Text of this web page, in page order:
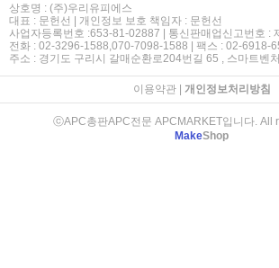
상호명 : (주)우리유피에스
대표 : 문헌선 | 개인정보 보호 책임자 : 문헌선
사업자등록번호 :653-81-02887 | 통신판매업신고번호 :
전화 : 02-3296-1588,070-7098-1588 | 팩스 : 02-6918-
주소 : 경기도 구리시 갈매순환로204번길 65 , 스마트벤
이용약관| 개인정보처리방침
ⓒAPC총판APC전문 APCMARKET입니다. All
MakeShop